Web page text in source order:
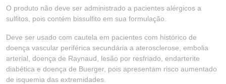
O produto não deve ser administrado a pacientes alérgicos a
sulfitos, pois contém bissulfito em sua formulação.
Deve ser usado com cautela em pacientes com histórico de
doença vascular periférica secundária a aterosclerose, embolia
arterial, doença de Raynaud, lesão por resfriado, endarterite
diabética e doença de Buerger, pois apresentam risco aumentado
de isquemia das extremidades.